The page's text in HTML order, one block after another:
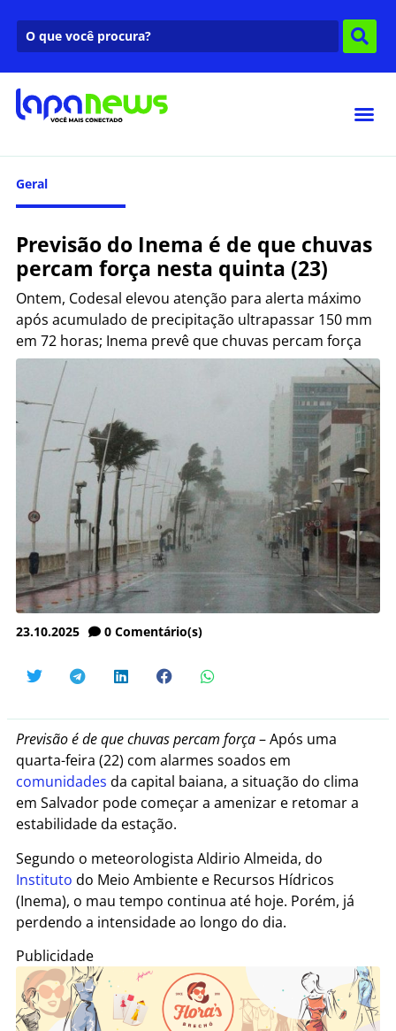
Geral
Previsão do Inema é de que chuvas
percam força nesta quinta (23)
Ontem, Codesal elevou atenção para alerta máximo
após acumulado de precipitação ultrapassar 150 mm
em 72 horas; Inema prevê que chuvas percam força
23.10.2025 0 Comentário(s)
Previsão é de que chuvas percam força– Após uma
quarta-feira (22) com alarmes soados em
comunidades da capital baiana, a situação do clima
em Salvador pode começar a amenizar e retomar a
estabilidade da estação.
Segundo o meteorologista Aldirio Almeida, do
Instituto do Meio Ambiente e Recursos Hídricos
(Inema), o mau tempo continua até hoje. Porém, já
perdendo a intensidade ao longo do dia.
Publicidade